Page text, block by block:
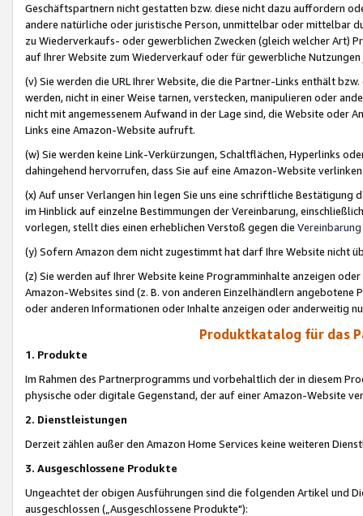
Geschäftspartnern nicht gestatten bzw. diese nicht dazu auffordern
andere natürliche oder juristische Person, unmittelbar oder mittelbar
zu Wiederverkaufs- oder gewerblichen Zwecken (gleich welcher Art)
auf Ihrer Website zum Wiederverkauf oder für gewerbliche
(v) Sie werden die URL Ihrer Website, die die Partner-Links enthält
werden, nicht in einer Weise tarnen, verstecken, manipulieren oder
nicht mit angemessenem Aufwand in der Lage sind, die Website oder
Links eine Amazon-Website aufruft.
(w) Sie werden keine Link-Verkürzungen, Schaltflächen, Hyperlinks
dahingehend hervorrufen, dass Sie auf eine Amazon-Website
(x) Auf unser Verlangen hin legen Sie uns eine schriftliche
im Hinblick auf einzelne Bestimmungen der Vereinbarung,
vorlegen, stellt dies einen erheblichen Verstoß gegen die Vereinbarung
(y) Sofern Amazon dem nicht zugestimmt hat darf Ihre Website nicht
(z) Sie werden auf Ihrer Website keine Programminhalte anzeigen
Amazon-Websites sind (z. B. von anderen Einzelhändlern
oder anderen Informationen oder Inhalte anzeigen oder anderweitig
Produktkatalog für das
1. Produkte
Im Rahmen des Partnerprogramms und vorbehaltlich der in diesem
physische oder digitale Gegenstand, der auf einer Amazon-Website
2. Dienstleistungen
Derzeit zählen außer den Amazon Home Services keine weiteren
3. Ausgeschlossene Produkte
Ungeachtet der obigen Ausführungen sind die folgenden Artikel und
ausgeschlossen („Ausgeschlossene Produkte"):